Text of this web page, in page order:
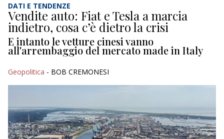
DATI E TENDENZE
Vendite auto: Fiat e Tesla a marcia
indietro, cosa c’è dietro la crisi
E intanto le vetture cinesi vanno
all'arrembaggio del mercato made in Italy
Geopolitica - BOB CREMONESI